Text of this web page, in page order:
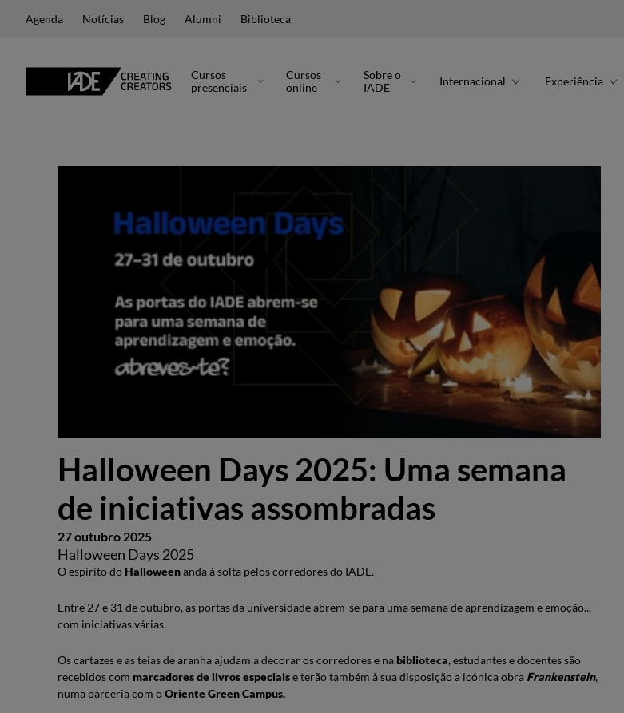
Agenda Notícias Blog Alumni Biblioteca
Cursos
presenciais
Cursos
online
Sobre o
IADE
Internacional Experiência
Halloween Days 2025: Uma semana
de iniciativas assombradas
27 outubro 2025
Halloween Days 2025
O espírito do Halloweenanda à solta pelos corredores do IADE.
Entre 27 e 31 de outubro, as portas da universidade abrem-se para uma semana de aprendizagem e emoção...
com iniciativas várias.
Os cartazes e as teias de aranha ajudam a decorar os corredores e na ​ biblioteca, estudantes e docentes são
recebidos com marcadores de livros especiaise terão também à sua disposição a icónica obra Frankenstein,
numa parceria com oOriente Green Campus.